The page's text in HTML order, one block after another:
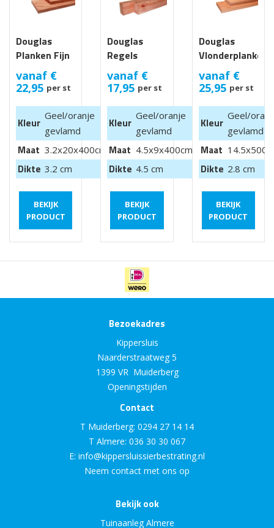
Douglas
Planken Fijn
Bezaagd
vanaf €
22,95 per st
Kleur
Geel/oranje
gevlamd
Maat 3.2x20x400cm
Dikte 3.2 cm
BEKIJK
PRODUCT
Douglas
Regels
vanaf €
17,95 per st
Kleur
Geel/oranje
gevlamd
Maat 4.5x9x400cm
Dikte 4.5 cm
BEKIJK
PRODUCT
Douglas
Onderkant
Glad
vanaf €
25,95 per st
Kleur
Geel/
gevlamd
Maat
Dikte 2.8 cm
BEKIJK
PRODUCT
Bezoekadres
Kippersluis
Naarderstraatweg 5
1399 VR Muiderberg
Openingstijden
Contact
T Muiderberg: 0294 27 14 14
T Almere: 036 30 30 067
E: info@kippersluissierbestrating.nl
Neem contact met ons op
Bekijk ook
Tuinaanleg Almere